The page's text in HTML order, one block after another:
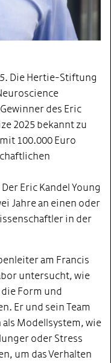
. Die Hertie-Stiftung
des Eric
2025 bekannt zu
100.000 Euro
Eric Kandel Young
Jahre an einen oder
in der
am Francis
untersucht, wie
Form und
Er und sein Team
Modellsystem, wie
oder Stress
um das Verhalten